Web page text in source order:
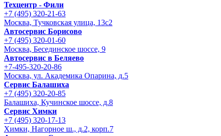
Техцентр - Фили
+7 (495) 320-21-63
Москва, Тучковская улица, 13с2
Автосервис Борисово
+7 (495) 320-01-60
Москва, Бесединское шоссе, 9
Автосервис в Беляево
+7-495-320-20-86
Москва, ул. Академика Опарина, д.5
Сервис Балашиха
+7 (495) 320-20-85
Балашиха, Кучинское шоссе, д.8
Сервис Химки
+7 (495) 320-17-13
Химки, Нагорное ш., д.2, корп.7